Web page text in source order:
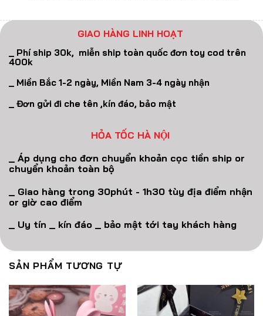
GIAO HÀNG LINH HOẠT
_ Phí ship 30k, miễn ship toàn quốc đơn toy cod trên
400k
_ Miền Bắc 1-2 ngày, Miền Nam 3-4 ngày nhận
_ Đơn gửi đi che tên ,kín đáo, bảo mật
HỎA TỐC HÀ NỘI
_ Áp dụng cho đơn chuyển khoản cọc tiền ship or
chuyển khoản toàn bộ
_ Giao hàng trong 30phút - 1h30 tùy địa điểm nhận
or giờ cao điểm
_ Uy tín _ kín đáo _ bảo mật tới tay khách hàng
SẢN PHẨM TƯƠNG TỰ